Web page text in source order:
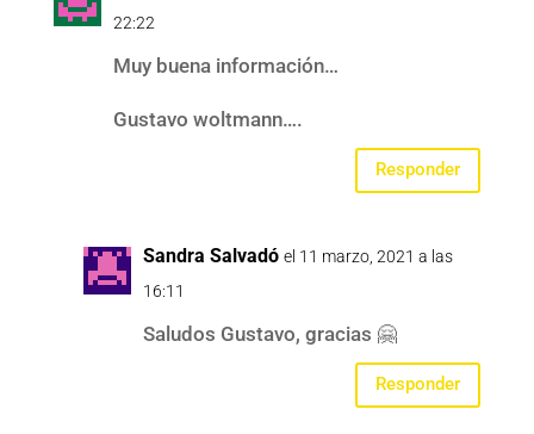
22:22
Muy buena información…
Gustavo woltmann….
Responder
Sandra Salvadó el 11 marzo, 2021 a las
16:11
Saludos Gustavo, gracias 🤗
Responder